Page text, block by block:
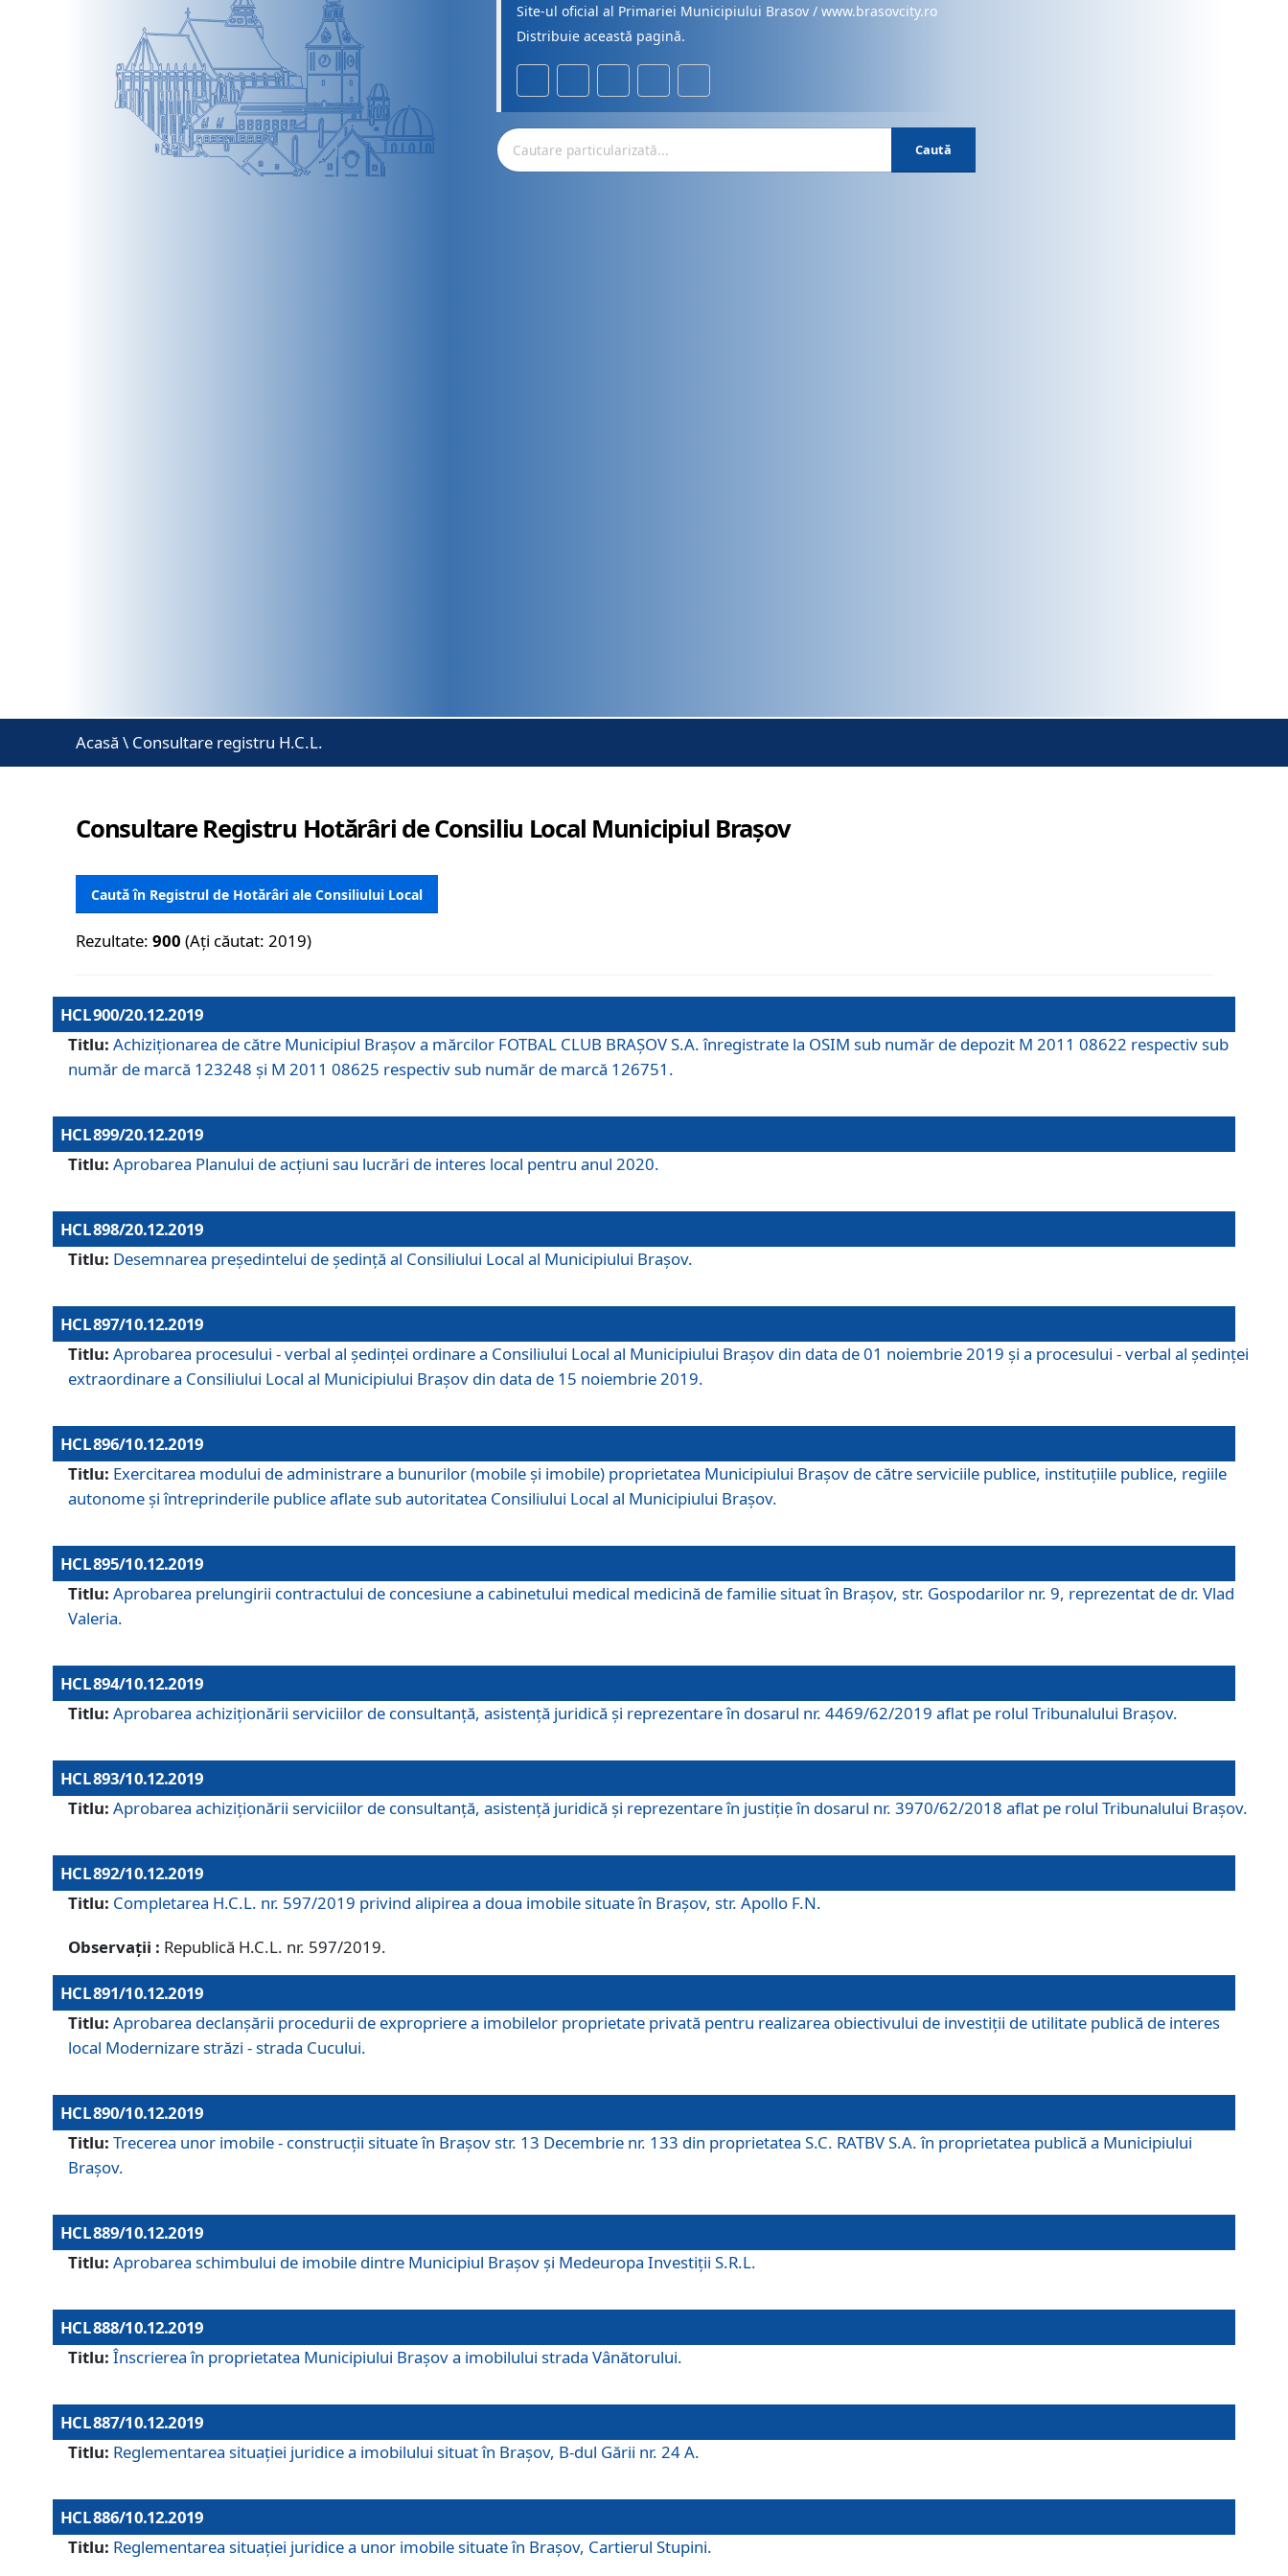
Site-ul oficial al Primariei Municipiului Brasov / www.brasovcity.ro
Distribuie această pagină.
Caută
Acasă \ Consultare registru H.C.L.
Consultare Registru Hotărâri de Consiliu Local Municipiul Brașov
Caută în Registrul de Hotărâri ale Consiliului Local
Rezultate:900 (Ați căutat: 2019)
HCL 900/20.12.2019
Titlu: Achiziționarea de către Municipiul Brașov a mărcilor FOTBAL CLUB BRAȘOV S.A. înregistrate la OSIM sub număr de depozit M 2011 08622 respectiv sub
număr de marcă 123248 și M 2011 08625 respectiv sub număr de marcă 126751.
HCL 899/20.12.2019
Titlu: Aprobarea Planului de acţiuni sau lucrări de interes local pentru anul 2020.
HCL 898/20.12.2019
Titlu: Desemnarea preşedintelui de şedinţă al Consiliului Local al Municipiului Braşov.
HCL 897/10.12.2019
Titlu: Aprobarea procesului - verbal al şedinţei ordinare a Consiliului Local al Municipiului Brașov din data de 01 noiembrie 2019 și a procesului - verbal al ședinței
extraordinare a Consiliului Local al Municipiului Brașov din data de 15 noiembrie 2019.
HCL 896/10.12.2019
Titlu: Exercitarea modului de administrare a bunurilor (mobile și imobile) proprietatea Municipiului Brașov de către serviciile publice, instituțiile publice, regiile
autonome și întreprinderile publice aflate sub autoritatea Consiliului Local al Municipiului Brașov.
HCL 895/10.12.2019
Titlu: Aprobarea prelungirii contractului de concesiune a cabinetului medical medicină de familie situat în Braşov, str. Gospodarilor nr. 9, reprezentat de dr. Vlad
Valeria.
HCL 894/10.12.2019
Titlu: Aprobarea achiziţionării serviciilor de consultanţă, asistenţă juridică şi reprezentare în dosarul nr. 4469/62/2019 aflat pe rolul Tribunalului Braşov.
HCL 893/10.12.2019
Titlu: Aprobarea achiziţionării serviciilor de consultanţă, asistenţă juridică şi reprezentare în justiţie în dosarul nr. 3970/62/2018 aflat pe rolul Tribunalului Braşov.
HCL 892/10.12.2019
Titlu: Completarea H.C.L. nr. 597/2019 privind alipirea a doua imobile situate în Brașov, str. Apollo F.N.
Observații : Republică H.C.L. nr. 597/2019.
HCL 891/10.12.2019
Titlu: Aprobarea declanșării procedurii de expropriere a imobilelor proprietate privată pentru realizarea obiectivului de investiții de utilitate publică de interes
local Modernizare străzi - strada Cucului.
HCL 890/10.12.2019
Titlu: Trecerea unor imobile - construcții situate în Brașov str. 13 Decembrie nr. 133 din proprietatea S.C. RATBV S.A. în proprietatea publică a Municipiului
Brașov.
HCL 889/10.12.2019
Titlu: Aprobarea schimbului de imobile dintre Municipiul Brașov și Medeuropa Investiții S.R.L.
HCL 888/10.12.2019
Titlu: Înscrierea în proprietatea Municipiului Braşov a imobilului strada Vânătorului.
HCL 887/10.12.2019
Titlu: Reglementarea situației juridice a imobilului situat în Brașov, B-dul Gării nr. 24 A.
HCL 886/10.12.2019
Titlu: Reglementarea situaţiei juridice a unor imobile situate în Braşov, Cartierul Stupini.